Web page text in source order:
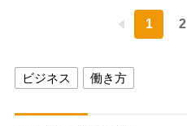
1 2
ビジネス 働き方